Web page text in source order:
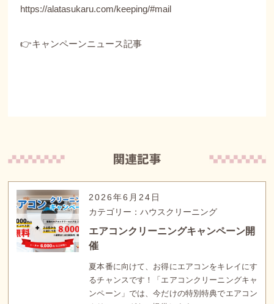
https://alatasukaru.com/keeping/#mail
👉キャンペーンニュース記事
2026年6月24日
カテゴリー：ハウスクリーニング
エアコンクリーニングキャンペーン開
催
夏本番に向けて、お得にエアコンをキレイにす
るチャンスです！「エアコンクリーニングキャ
ンペーン」では、今だけの特別特典でエアコン